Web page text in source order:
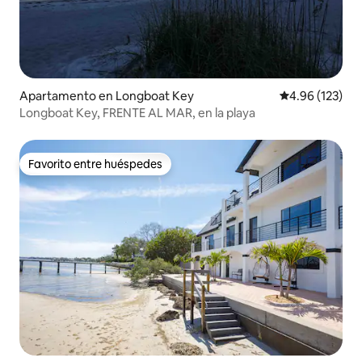
Apartamento en Longboat Key Calificación
4.96 (123)
Longboat Key, FRENTE AL MAR, en la playa
Favorito entre huéspedes
Favorito entre huéspedes